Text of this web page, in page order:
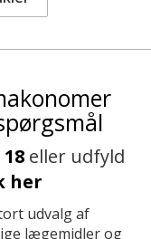
18eller udfyld
her
udvalg af
lægemidler og